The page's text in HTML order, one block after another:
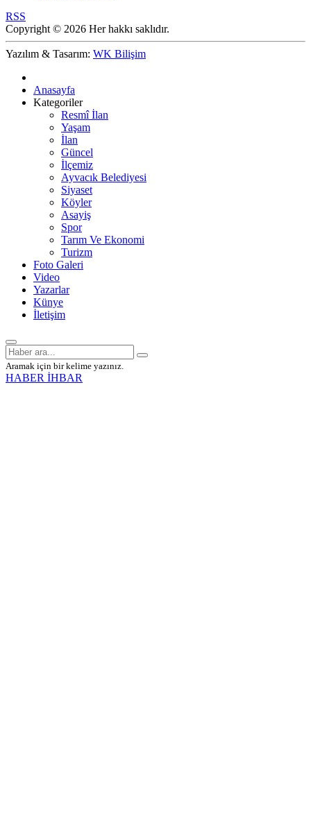
RSS
Copyright © 2026 Her hakkı saklıdır.
Yazılım & Tasarım: WK Bilişim
Anasayfa
Kategoriler
Resmî İlan
Yaşam
İlan
Güncel
İlçemiz
Ayvacık Belediyesi
Siyaset
Köyler
Asayiş
Spor
Tarım Ve Ekonomi
Turizm
Foto Galeri
Video
Yazarlar
Künye
İletişim
Aramak için bir kelime yazınız.
HABER İHBAR